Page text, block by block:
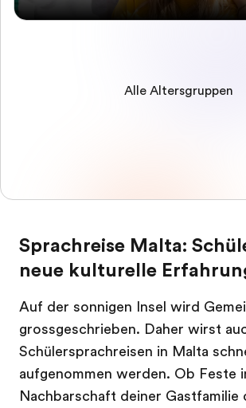
Alle Altersgruppen
Sprachreise Malta:
neue kulturelle
Auf der sonnigen Insel wird
grossgeschrieben. Daher wirst
Schülersprachreisen in Malta
aufgenommen werden. Ob Feste
Nachbarschaft deiner Gastfamilie